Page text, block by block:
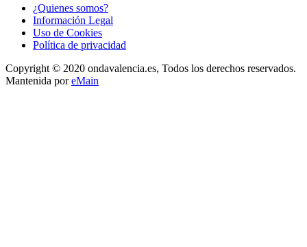
¿Quienes somos?
Información Legal
Uso de Cookies
Política de privacidad
Copyright © 2020 ondavalencia.es, Todos los derechos reservados.
Mantenida poreMain